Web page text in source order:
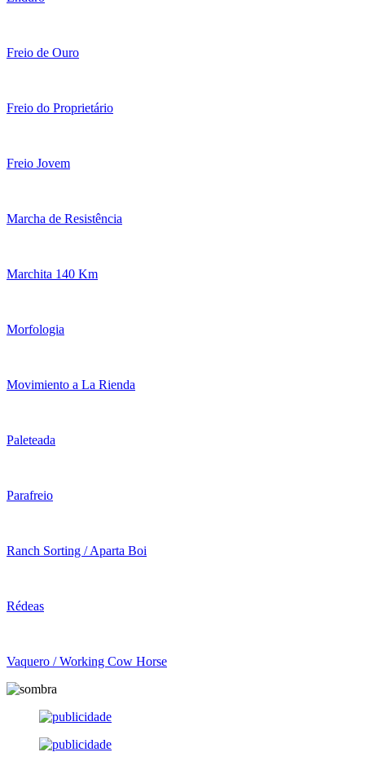
Freio de Ouro
Freio do Proprietário
Freio Jovem
Marcha de Resistência
Marchita 140 Km
Morfologia
Movimiento a La Rienda
Paleteada
Parafreio
Ranch Sorting / Aparta Boi
Rédeas
Vaquero / Working Cow Horse